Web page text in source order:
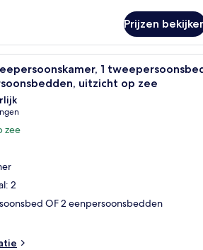
Prijzen
Een slaapkamer met een
1
uitzicht op zee
zee
2
OF 2 eenpersoonsbedden